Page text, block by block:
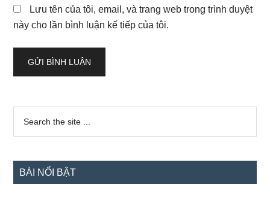
Lưu tên của tôi, email, và trang web trong trình duyệt
này cho lần bình luận kế tiếp của tôi.
Sidebar
chính
...
BÀI NỔI BẬT